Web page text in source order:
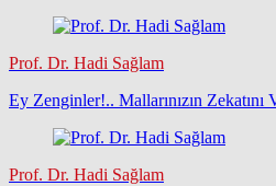
Prof. Dr. Hadi Sağlam
Ey Zenginler!.. Mallarınızın Zekatını
Prof. Dr. Hadi Sağlam